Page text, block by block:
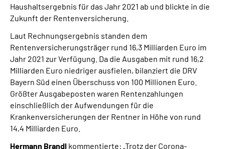
Haushaltsergebnis für das Jahr 2021 ab und blickte in die
Zukunft der Rentenversicherung.
Laut Rechnungsergebnis standen dem
Rentenversicherungsträger rund 16,3 Milliarden Euro im
Jahr 2021 zur Verfügung. Da die Ausgaben mit rund 16,2
Milliarden Euro niedriger ausfielen, bilanziert die DRV
Bayern Süd einen Überschuss von 100 Millionen Euro.
Größter Ausgabeposten waren Rentenzahlungen
einschließlich der Aufwendungen für die
Krankenversicherungen der Rentner in Höhe von rund
14,4 Milliarden Euro.
Hermann Brandl kommentierte: „Trotz der Corona-